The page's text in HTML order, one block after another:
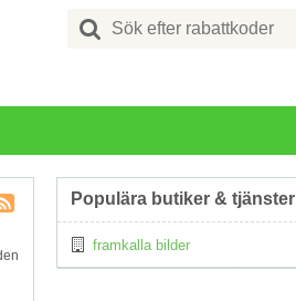
Search
for:
Tagg
Populära butiker & tjänster
framkalla bilder